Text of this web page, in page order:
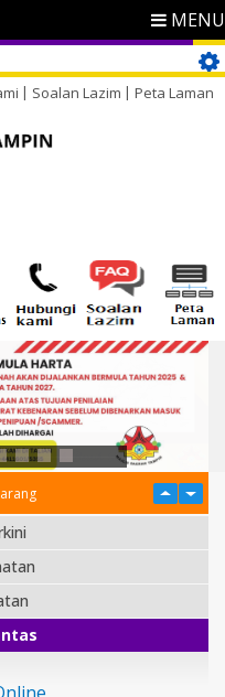
MENU
Soalan Lazim Peta Laman